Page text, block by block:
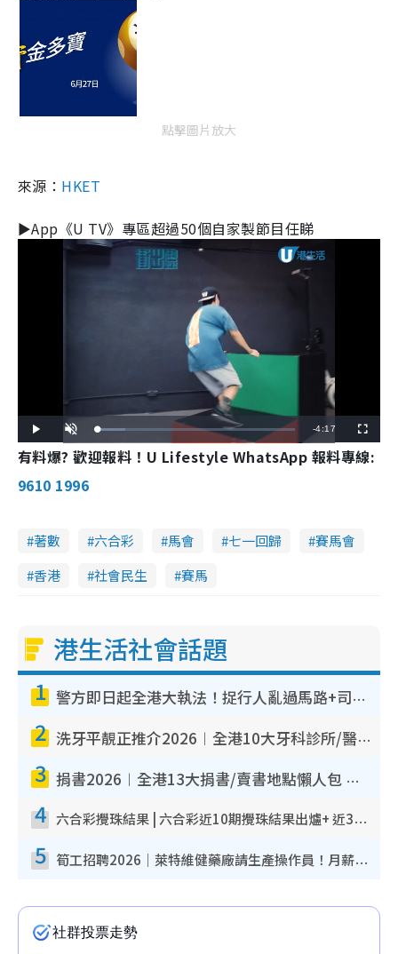
點擊圖片放大
來源： HKET
►App《U TV》專區超過50個自家製節目任睇
l
a
y
n
m
u
L
o
a
d
%
R
e
i
T
i
-4:17
u
l
l
有料爆? 歡迎報料！U Lifestyle WhatsApp 報料專線:
9610 1996
著數 六合彩 馬會 七一回歸
賽馬會
香港
社會民生 賽馬
港生活社會話題
1 警方即日起全港大執法！捉行人亂過馬路+司機不專注駕駛！亂過馬路罰$2000
2 洗牙平靚正推介2026︱全港10大牙科診所/醫院懶人包 夜診至8點/鎮靜潔牙/醫療券適用
3 捐書2026︱全港13大捐書/賣書地點懶人包 二手課本最高$150＋舊書換免費咖啡/戲票
4 六合彩攪珠結果 | 六合彩近10期攪珠結果出爐+ 近30期最旺熱門中獎號碼
5 筍工招聘2026｜萊特維健藥廠請生產操作員！月薪高達$1.7萬 冷氣廠房/五天工作/保證雙糧